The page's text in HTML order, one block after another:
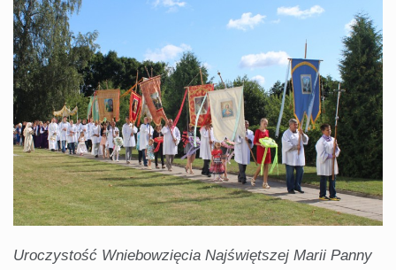
Uroczystość Wniebowzięcia Najświętszej Marii Panny